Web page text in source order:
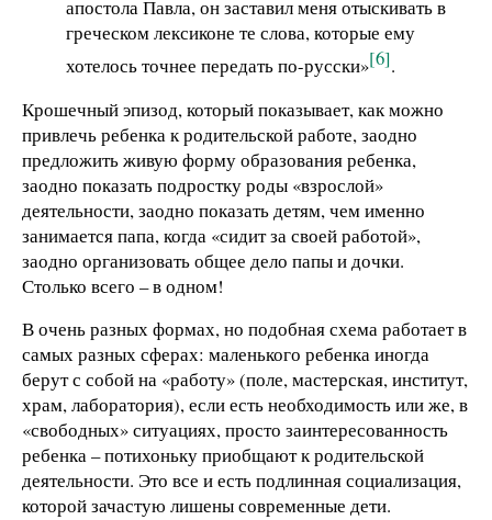
апостола Павла, он заставил меня отыскивать в
греческом лексиконе те слова, которые ему
хотелось точнее передать по-русски»[6].
Крошечный эпизод, который показывает, как можно
привлечь ребенка к родительской работе, заодно
предложить живую форму образования ребенка,
заодно показать подростку роды «взрослой»
деятельности, заодно показать детям, чем именно
занимается папа, когда «сидит за своей работой»,
заодно организовать общее дело папы и дочки.
Столько всего – в одном!
В очень разных формах, но подобная схема работает в
самых разных сферах: маленького ребенка иногда
берут с собой на «работу» (поле, мастерская, институт,
храм, лаборатория), если есть необходимость или же, в
«свободных» ситуациях, просто заинтересованность
ребенка – потихоньку приобщают к родительской
деятельности. Это все и есть подлинная социализация,
которой зачастую лишены современные дети.